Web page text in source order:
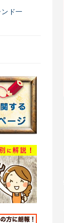
ンド一